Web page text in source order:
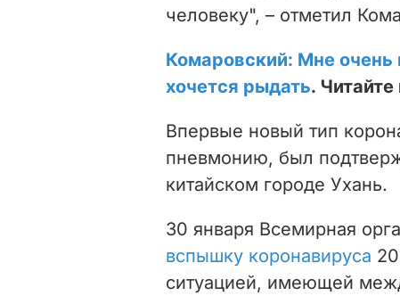
человеку", – отметил
Комаровский: Мне очень
хочется рыдать.
Впервые новый тип
пневмонию, был
китайском городе Ухань.
30 января Всемирная
вспышку коронавируса
ситуацией, имеющей